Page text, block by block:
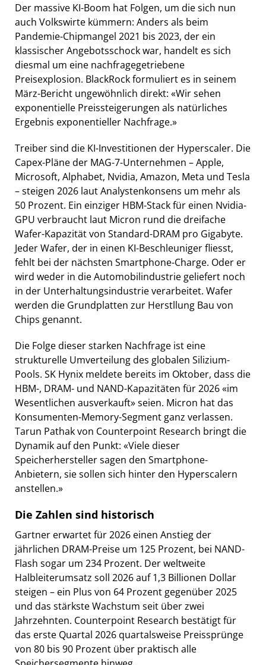
Der massive KI-Boom hat Folgen, um die sich nun
auch Volkswirte kümmern: Anders als beim
Pandemie-Chipmangel 2021 bis 2023, der ein
klassischer Angebotsschock war, handelt es sich
diesmal um eine nachfragegetriebene
Preisexplosion. BlackRock formuliert es in seinem
März-Bericht ungewöhnlich direkt: «Wir sehen
exponentielle Preissteigerungen als natürliches
Ergebnis exponentieller Nachfrage.»
Treiber sind die KI-Investitionen der Hyperscaler. Die
Capex-Pläne der MAG-7-Unternehmen – Apple,
Microsoft, Alphabet, Nvidia, Amazon, Meta und Tesla
– steigen 2026 laut Analystenkonsens um mehr als
50 Prozent. Ein einziger HBM-Stack für einen Nvidia-
GPU verbraucht laut Micron rund die dreifache
Wafer-Kapazität von Standard-DRAM pro Gigabyte.
Jeder Wafer, der in einen KI-Beschleuniger fliesst,
fehlt bei der nächsten Smartphone-Charge. Oder er
wird weder in die Automobilindustrie geliefert noch
in der Unterhaltungsindustrie verarbeitet. Wafer
werden die Grundplatten zur Herstllung Bau von
Chips genannt.
Die Folge dieser starken Nachfrage ist eine
strukturelle Umverteilung des globalen Silizium-
Pools. SK Hynix meldete bereits im Oktober, dass die
HBM-, DRAM- und NAND-Kapazitäten für 2026 «im
Wesentlichen ausverkauft» seien. Micron hat das
Konsumenten-Memory-Segment ganz verlassen.
Tarun Pathak von Counterpoint Research bringt die
Dynamik auf den Punkt: «Viele dieser
Speicherhersteller sagen den Smartphone-
Anbietern, sie sollen sich hinter den Hyperscalern
anstellen.»
Die Zahlen sind historisch
Gartner erwartet für 2026 einen Anstieg der
jährlichen DRAM-Preise um 125 Prozent, bei NAND-
Flash sogar um 234 Prozent. Der weltweite
Halbleiterumsatz soll 2026 auf 1,3 Billionen Dollar
steigen – ein Plus von 64 Prozent gegenüber 2025
und das stärkste Wachstum seit über zwei
Jahrzehnten. Counterpoint Research bestätigt für
das erste Quartal 2026 quartalsweise Preissprünge
von 80 bis 90 Prozent über praktisch alle